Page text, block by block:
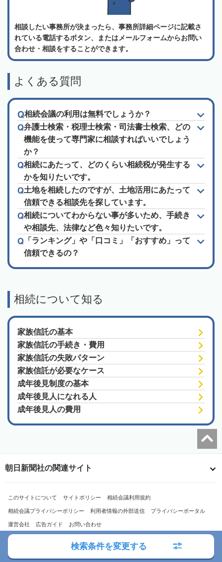
相談したい事務所が決まったら、事務所詳細ページに記載さ
れている電話するボタン、またはメールフォームからお問い
合わせ・相談をすることができます。
よくある質問
相続会議の利用は無料でしょうか？
弁護士検索・税理士検索・司法書士検索、どの
機能を使って専門家に相談すればいいでしょう
か？
相続にあたって、どのくらい相続税が発生する
かを知りたいです。
土地を相続したのですが、土地活用にあたって
信頼できる相談先を探しています。
相続についてわからない事が多いため、手続き
や相談先、法律など色々知りたいです。
「ランキング」や「口コミ」「おすすめ」って
信頼できるの？
相続について知る
家族信託の基本
家族信託の手続き・費用
家族信託の失敗パターン
家族信託が必要なケース
成年後見制度の基本
成年後見人になれる人
成年後見人の費用
検索条件を変更する
朝日新聞社の関連サイト
このサイトについて サイトポリシー 相続会議利用規約
相続会議プライバシーポリシー 利用者情報の外部送信 プライバシーポータル
運営会社 広告ガイド お問い合わせ